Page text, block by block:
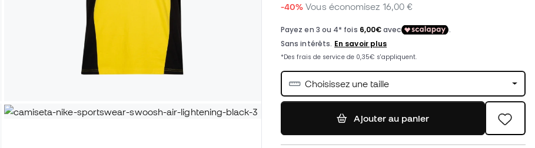
-40% Vous économisez 16,00 €
Choisissez une taille
Ajouter au panier